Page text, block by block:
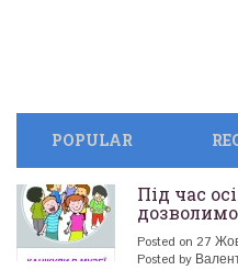
POPULAR
Під час
Posted on 27
Posted by